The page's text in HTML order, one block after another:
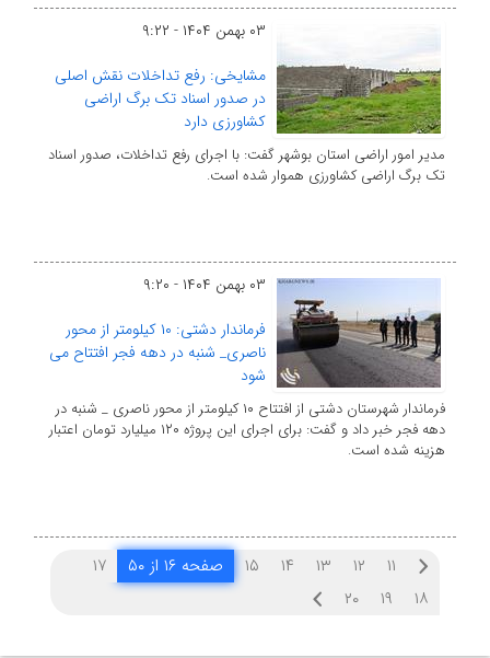
۰۳ بهمن ۱۴۰۴ - ۹:۲۲
مشایخی: رفع تداخلات نقش اصلی
در صدور اسناد تک برگ اراضی
کشاورزی دارد
مدیر امور اراضی استان بوشهر گفت: با اجرای رفع تداخلات، صدور اسناد
تک برگ اراضی کشاورزی هموار شده است.
۰۳ بهمن ۱۴۰۴ - ۹:۲۰
فرماندار دشتی: ۱۰ کیلومتر از محور
ناصری_ شنبه در دهه فجر افتتاح می
شود
فرماندار شهرستان دشتی از افتتاح ۱۰ کیلومتر از محور ناصری _ شنبه در
دهه فجر خبر داد و گفت: برای اجرای این پروژه ۱۲۰ میلیارد تومان اعتبار
هزینه شده است.
۱۱ ۱۲ ۱۳ ۱۴ ۱۵ صفحه ۱۶ از ۵۰
۱۷
۱۸
۱۹ ۲۰